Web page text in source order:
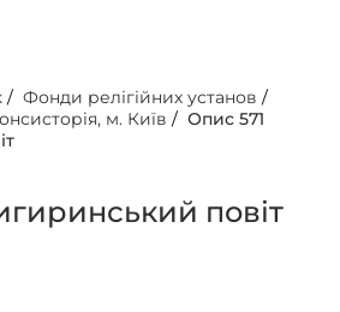
/ Фонди релігійних установ /
м. Київ / Опис 571
повіт